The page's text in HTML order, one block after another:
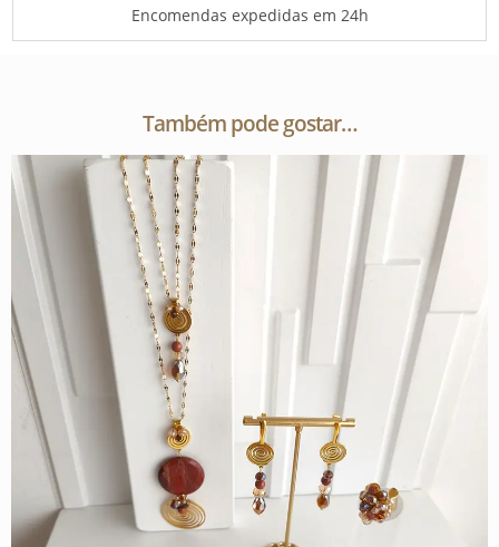
Encomendas expedidas em 24h
Também pode gostar…